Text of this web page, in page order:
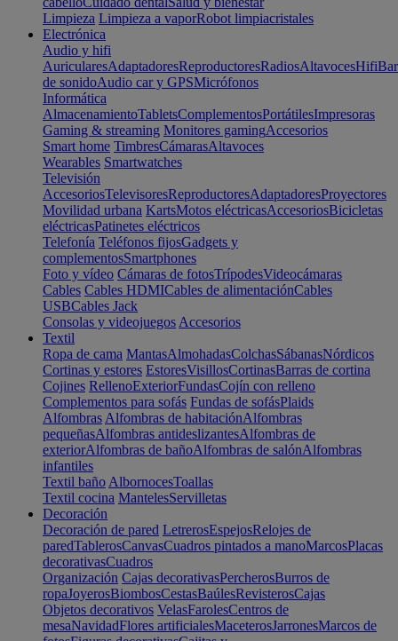
Limpieza Limpieza a vaporRobot limpiacristales
Electrónica
Audio y hifi
AuricularesAdaptadoresReproductoresRadiosAltavocesHifi
de sonidoAudio car y GPSMicrófonos
Informática
AlmacenamientoTabletsComplementosPortátilesImpresoras
Gaming & streaming Monitores gamingAccesorios
Smart home TimbresCámarasAltavoces
Wearables Smartwatches
Televisión
AccesoriosTelevisoresReproductoresAdaptadoresProyectores
Movilidad urbana KartsMotos eléctricasAccesoriosBicicletas
eléctricasPatinetes eléctricos
Telefonía Teléfonos fijosGadgets y
complementosSmartphones
Foto y vídeo Cámaras de fotosTrípodesVideocámaras
Cables Cables HDMICables de alimentaciónCables
USBCables Jack
Consolas y videojuegos Accesorios
Textil
Ropa de cama MantasAlmohadasColchasSábanasNórdicos
Cortinas y estores EstoresVisillosCortinasBarras de cortina
Cojines RellenoExteriorFundasCojín con relleno
Complementos para sofás Fundas de sofásPlaids
Alfombras Alfombras de habitaciónAlfombras
pequeñasAlfombras antideslizantesAlfombras de
exteriorAlfombras de bañoAlfombras de salónAlfombras
infantiles
Textil baño AlbornocesToallas
Textil cocina MantelesServilletas
Decoración
Decoración de pared LetrerosEspejosRelojes de
paredTablerosCanvasCuadros pintados a manoMarcosPlacas
decorativasCuadros
Organización Cajas decorativasPercherosBurros de
ropaJoyerosBiombosCestasBaúlesRevisterosCajas
Objetos decorativos VelasFarolesCentros de
mesaNavidadFlores artificialesMaceterosJarronesMarcos de